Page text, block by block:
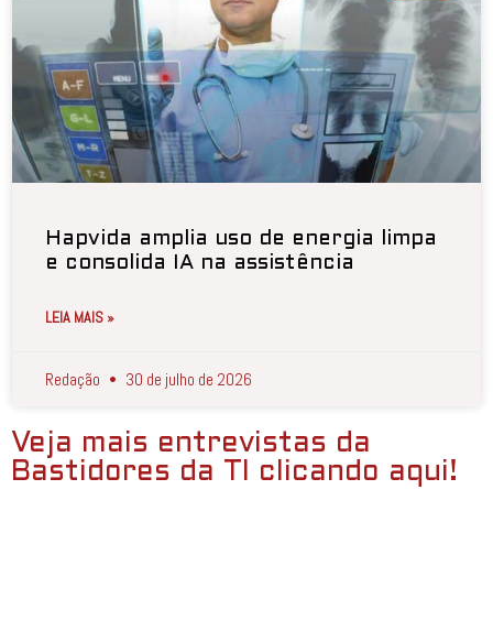
Hapvida amplia uso de energia limpa
e consolida IA na assistência
LEIA MAIS »
Redação 30 de julho de 2026
Veja mais entrevistas da
Bastidores da TI clicando aqui!